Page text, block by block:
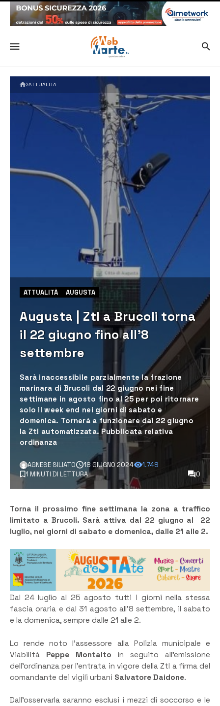
ATTUALITÀ
ATTUALITÀ AUGUSTA
Augusta | Ztl a Brucoli torna
il 22 giugno fino all’8
settembre
Sarà inaccessibile parzialmente la frazione
marinara di Brucoli dal 22 giugno nei fine
settimane in agosto fino al 25 per poi ritornare
solo il week end nei giorni di sabato e
domenica. Tornerà a funzionare dal 22 giugno
la Ztl automatizzata. Pubblicata relativa
ordinanza
AGNESE SILIATO 18 GIUGNO 2024
1.748
1 MINUTI DI LETTURA
0
Torna il prossimo fine settimana la zona a traffico
limitato a Brucoli. Sarà attiva dal 22 giugno al 22
luglio, nei giorni di sabato e domenica, dalle 21 alle 2.
Dal 24 luglio al 25 agosto tutti i giorni nella stessa
fascia oraria e dal 31 agosto all’8 settembre, il sabato
e la domenica, sempre dalle 21 alle 2.
Lo rende noto l’assessore alla Polizia municipale e
Viabilità Peppe Montalto in seguito all’emissione
dell’ordinanza per l’entrata in vigore della Ztl a firma del
comandante dei vigili urbani Salvatore Daidone.
Dall’osservarla saranno esclusi i mezzi di soccorso e le